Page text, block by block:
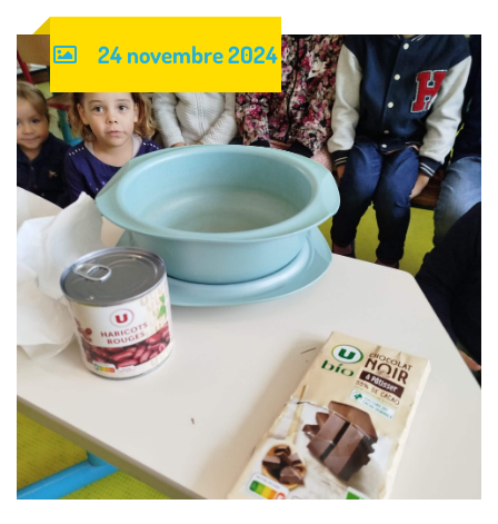
24 novembre 2024